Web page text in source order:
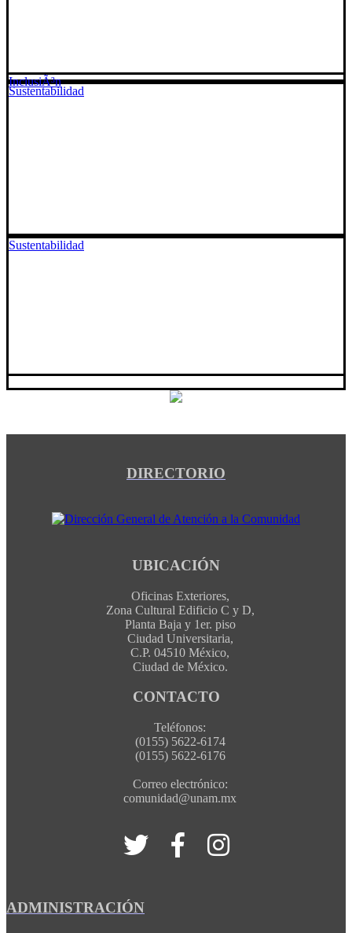
Sustentabilidad
Sustentabilidad
InclusiÃ³n
DIRECTORIO
UBICACIÓN
Oficinas Exteriores,
Zona Cultural Edificio C y D,
Planta Baja y 1er. piso
Ciudad Universitaria,
C.P. 04510 México,
Ciudad de México.
CONTACTO
Teléfonos:
(0155) 5622-6174
(0155) 5622-6176
Correo electrónico:
comunidad@unam.mx
ADMINISTRACIÓN